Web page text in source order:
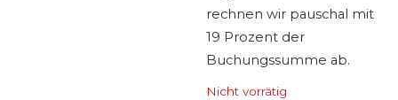
rechnen wir pauschal mit
19 Prozent der
Buchungssumme ab.
Nicht vorrätig